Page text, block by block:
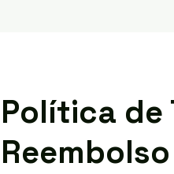
Política de
Reembolso